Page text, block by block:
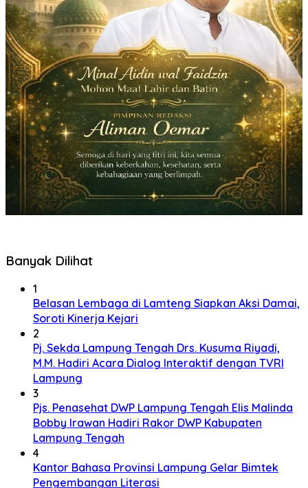
Banyak Dilihat
1
Belasan Lembaga di Lamteng Siapkan Aksi Damai,
Soroti Kinerja Kejari
2
Pj. Sekda Lampung Tengah Drs. Kusuma Riyadi,
M.M. Hadiri Acara Dialog Interaktif dengan TVRI
Lampung
3
Pjs. Penasehat DWP Lampung Tengah Elis Malinda
Bobby Irawan Hadiri Rakor DWP Kabupaten
Lampung Tengah
4
Kantor Bahasa Provinsi Lampung Gelar Bimtek
Pengembangan Literasi